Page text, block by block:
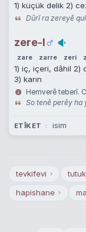
1) küçük delik 2)
Dûrî ra zereyê
zere-I
zare zarre zeri
1) iç, içeri, dâhil 2)
3) karın
Hemverê teberî.
So tenê perêy ha
ETÎKET isim
tevkifevi ›
hapishane ›